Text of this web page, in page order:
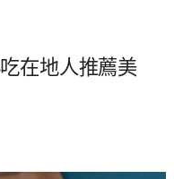
在地人推薦美